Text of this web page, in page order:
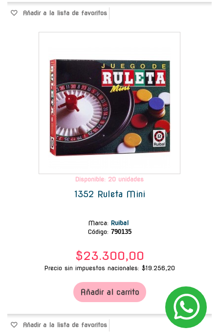
Añadir a la lista de favoritos
Disponible: 20 unidades
1352 Ruleta Mini
Marca: Ruibal
Código: 790135
$23.300,00
Precio sin impuestos nacionales: $19.256,20
Añadir al carrito
Añadir a la lista de favoritos